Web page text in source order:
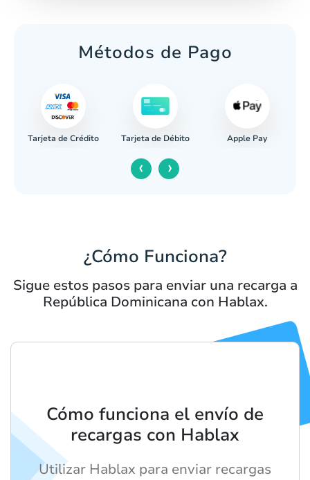
Métodos de Pago
Tarjeta de Crédito Tarjeta de Débito Apple Pay
‹ ›
¿Cómo Funciona?
Sigue estos pasos para enviar una recarga a
República Dominicana con Hablax.
Cómo funciona el envío de
recargas con Hablax
Utilizar Hablax para enviar recargas